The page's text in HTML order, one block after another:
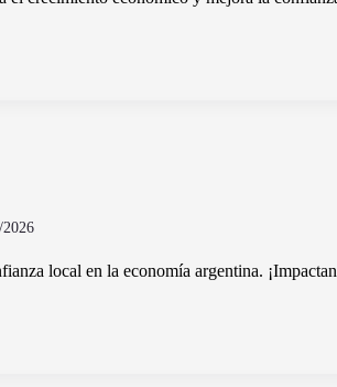
2026
local en la economía argentina.